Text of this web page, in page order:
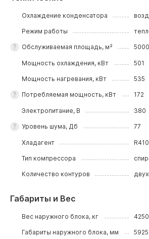
Охлаждение конденсатора
Режим работы
Обслуживаемая площадь, м² 5000
Мощность охлаждения, кВт 501
Мощность нагревания, кВт 535
Потребляемая мощность, кВт 172
Электропитание, В 380
Уровень шума, Дб 77
Хладагент
Тип компрессора
Количество контуров
Габариты и Вес
Вес наружного блока, кг 4250
Габариты наружного блока, мм